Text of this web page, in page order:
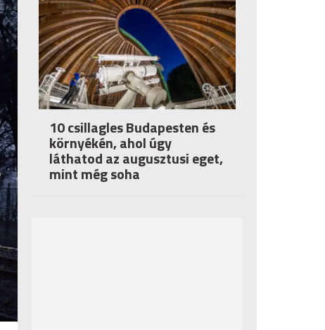
10 csillagles Budapesten és
környékén, ahol úgy
láthatod az augusztusi eget,
mint még soha